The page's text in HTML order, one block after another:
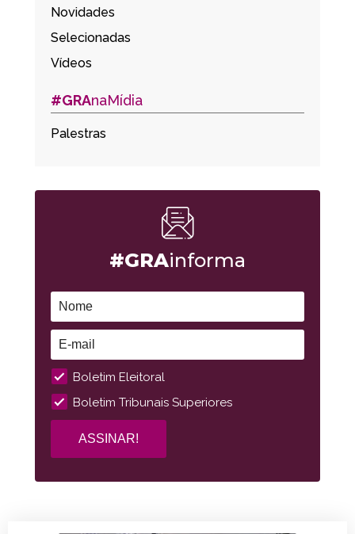
Novidades
Selecionadas
Vídeos
#GRAnaMídia
Palestras
#GRAinforma
Boletim Eleitoral
Boletim Tribunais Superiores